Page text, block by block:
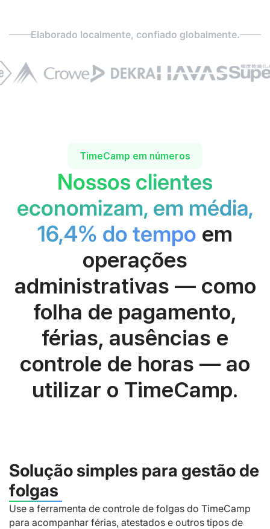
Elaborado localmente, confiado globalmente.
TimeCamp em números
Nossos clientes
economizam, em média,
16,4% do tempo em
operações
administrativas — como
folha de pagamento,
férias, ausências e
controle de horas — ao
utilizar o TimeCamp.
Solução simples para gestão de
folgas
Use a ferramenta de controle de folgas do TimeCamp
para acompanhar férias, atestados e outros tipos de